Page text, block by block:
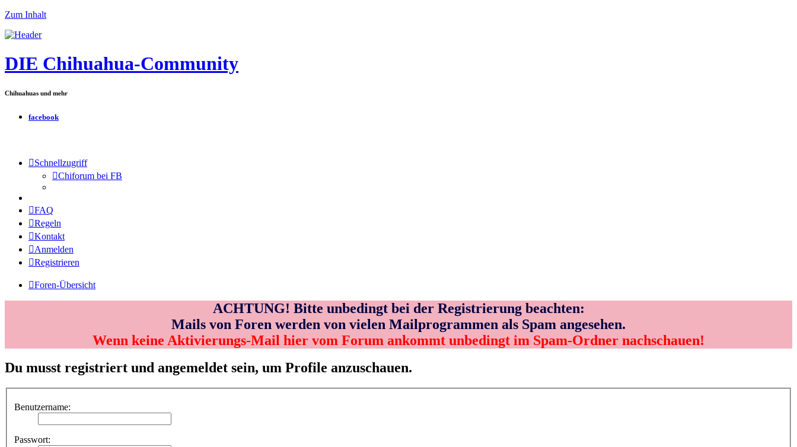
Zum Inhalt
DIE Chihuahua-Community
Chihuahuas und mehr
facebook
Schnellzugriff
Chiforum bei FB
FAQ
Regeln
Kontakt
Anmelden
Registrieren
Foren-Übersicht
ACHTUNG! Bitte unbedingt bei der Registrierung beachten:
Mails von Foren werden von vielen Mailprogrammen als Spam angesehen.
Wenn keine Aktivierungs-Mail hier vom Forum ankommt unbedingt im Spam-Ordner nachschauen!
Du musst registriert und angemeldet sein, um Profile anzuschauen.
Benutzername:
Passwort: